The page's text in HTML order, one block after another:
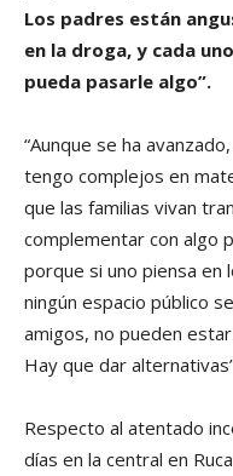
Los padres están
en la droga, y cada
pueda pasarle algo”.
“Aunque se ha
tengo complejos en
que las familias vivan
complementar con algo
porque si uno piensa en
ningún espacio público
amigos, no pueden
Hay que dar
Respecto al atentado
días en la central en